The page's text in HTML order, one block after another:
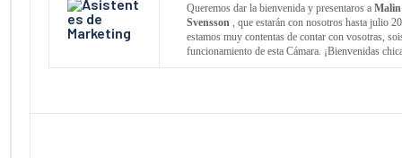
Queremos dar la bienvenida y presentaros a
Svensson
, que estarán con nosotros hasta julio
estamos muy contentas de contar con vosotras,
funcionamiento de esta Cámara. ¡Bienvenidas